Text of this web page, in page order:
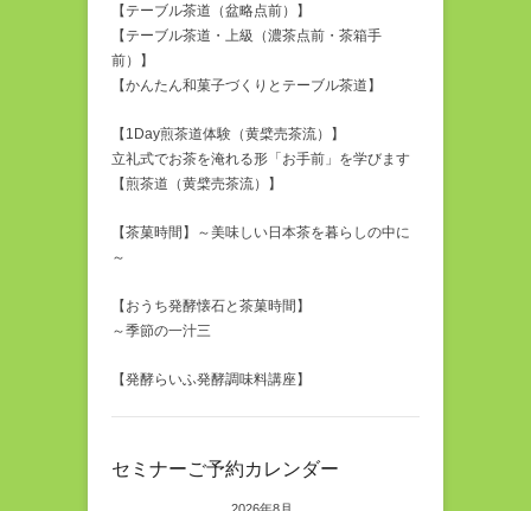
【テーブル茶道（盆略点前）】
【テーブル茶道・上級（濃茶点前・茶箱手
前）】
【かんたん和菓子づくりとテーブル茶道】
【1Day煎茶道体験（黄檗売茶流）】
立礼式でお茶を淹れる形「お手前」を学びます
【煎茶道（黄檗売茶流）】
【茶菓時間】～美味しい日本茶を暮らしの中に
～
【おうち発酵懐石と茶菓時間】
～季節の一汁三
【発酵らいふ発酵調味料講座】
セミナーご予約カレンダー